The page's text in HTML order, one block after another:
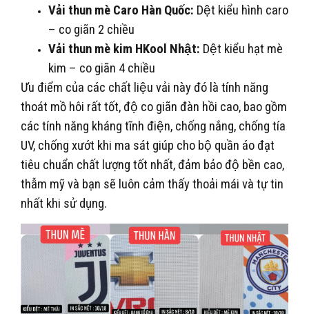
Vải thun mè Caro Hàn Quốc: Dệt kiểu hình caro
– co giãn 2 chiều
Vải thun mè kim HKool Nhật: Dệt kiểu hạt mè
kim – co giãn 4 chiều
Ưu điểm của các chất liệu vải này đó là tính năng
thoát mồ hôi rất tốt, độ co giãn đàn hồi cao, bao gồm
các tính năng kháng tĩnh điện, chống nắng, chống tía
UV, chống xướt khi ma sát giúp cho bộ quần áo đạt
tiêu chuẩn chất lượng tốt nhất, đảm bảo độ bền cao,
thẫm mỹ và bạn sẽ luôn cảm thấy thoải mái và tự tin
nhất khi sử dụng.